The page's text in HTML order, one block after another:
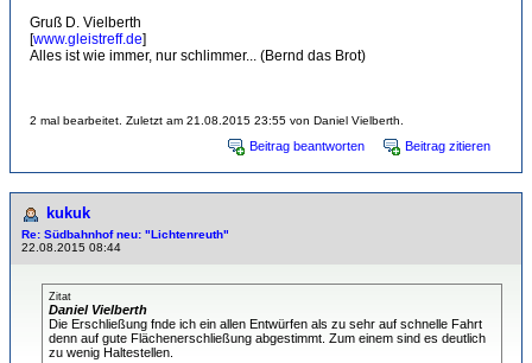
Gruß D. Vielberth
[www.gleistreff.de]
Alles ist wie immer, nur schlimmer... (Bernd das Brot)
2 mal bearbeitet. Zuletzt am 21.08.2015 23:55 von Daniel Vielberth.
Beitrag beantworten Beitrag zitieren
kukuk
Re: Südbahnhof neu: "Lichtenreuth"
22.08.2015 08:44
Zitat
Daniel Vielberth
Die Erschließung fnde ich ein allen Entwürfen als zu sehr auf schnelle Fahrt
denn auf gute Flächenerschließung abgestimmt. Zum einem sind es deutlich
zu wenig Haltestellen.